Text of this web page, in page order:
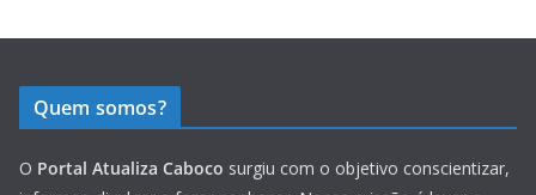
Quem somos?
O Portal Atualiza Caboco surgiu com o objetivo conscientizar,